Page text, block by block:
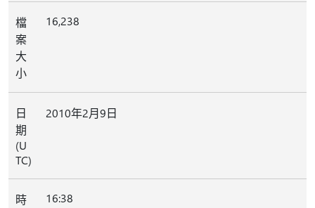
檔
案
大
小
16,238
日
期
(U
TC)
2010年2月9日
時
16:38